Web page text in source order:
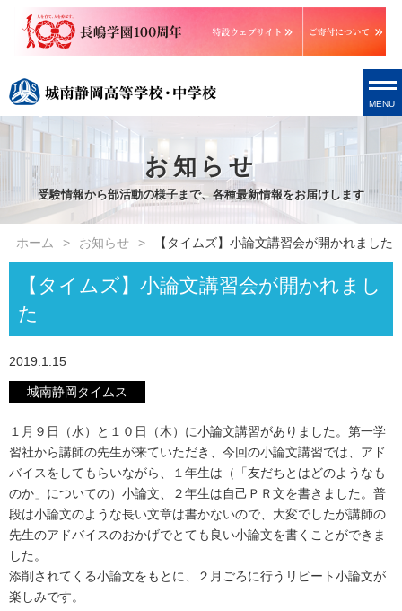
MENU
お知らせ
受験情報から部活動の様子まで、各種最新情報をお届けします
ホーム お知らせ 【タイムズ】小論文講習会が開かれました
【タイムズ】小論文講習会が開かれまし
た
2019.1.15
城南静岡タイムス
１月９日（水）と１０日（木）に小論文講習がありました。第一学
習社から講師の先生が来ていただき、今回の小論文講習では、アド
バイスをしてもらいながら、１年生は（「友だちとはどのようなも
のか」についての）小論文、２年生は自己ＰＲ文を書きました。普
段は小論文のような長い文章は書かないので、大変でしたが講師の
先生のアドバイスのおかげでとても良い小論文を書くことができま
した。
添削されてくる小論文をもとに、２月ごろに行うリピート小論文が
楽しみです。